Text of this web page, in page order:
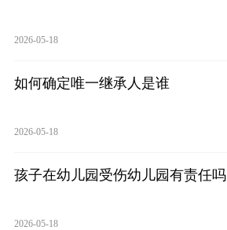
2026-05-18
如何确定唯一继承人是谁
2026-05-18
孩子在幼儿园受伤幼儿园有责任吗
2026-05-18